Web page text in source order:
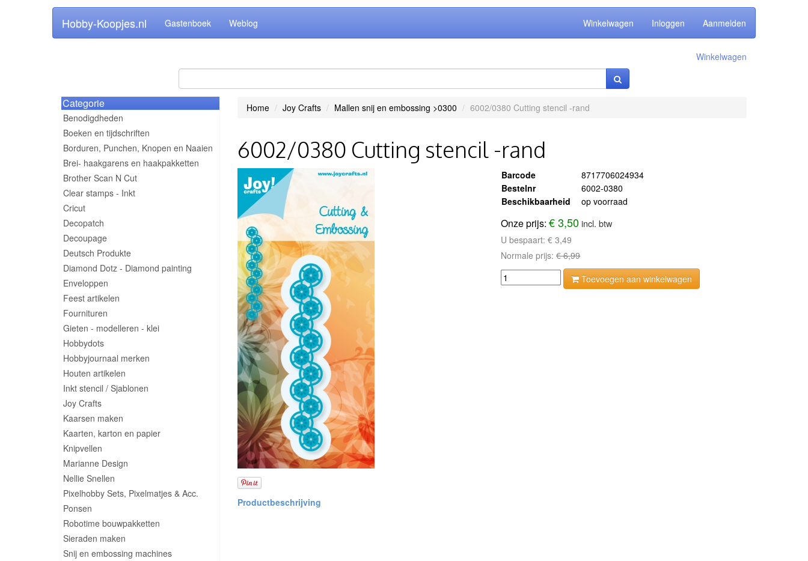
Hobby-Koopjes.nl Gastenboek Weblog Winkelwagen Inloggen Aanmelden
Winkelwagen
Categorie
Benodigdheden
Boeken en tijdschriften
Borduren, Punchen, Knopen en Naaien
Brei- haakgarens en haakpakketten
Brother Scan N Cut
Clear stamps - Inkt
Cricut
Decopatch
Decoupage
Deutsch Produkte
Diamond Dotz - Diamond painting
Enveloppen
Feest artikelen
Fournituren
Gieten - modelleren - klei
Hobbydots
Hobbyjournaal merken
Houten artikelen
Inkt stencil / Sjablonen
Joy Crafts
Kaarsen maken
Kaarten, karton en papier
Knipvellen
Marianne Design
Nellie Snellen
Pixelhobby Sets, Pixelmatjes & Acc.
Ponsen
Robotime bouwpakketten
Sieraden maken
Snij en embossing machines
Home Joy Crafts Mallen snij en embossing >0300 6002/0380 Cutting stencil -rand
6002/0380 Cutting stencil -rand
Barcode
8717706024934
Bestelnr
6002-0380
Beschikbaarheid
op voorraad
Onze prijs:€ 3,50 incl. btw
U bespaart:€ 3,49
Normale prijs:€ 6,99
Toevoegen aan winkelwagen